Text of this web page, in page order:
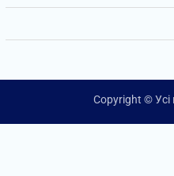
Copyright ©